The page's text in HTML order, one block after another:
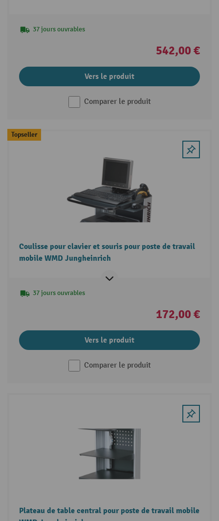
37 jours ouvrables
542,00 €
Vers le produit
Comparer le produit
Topseller
Coulisse pour clavier et souris pour poste de travail
mobile WMD Jungheinrich
37 jours ouvrables
172,00 €
Vers le produit
Comparer le produit
Plateau de table central pour poste de travail mobile